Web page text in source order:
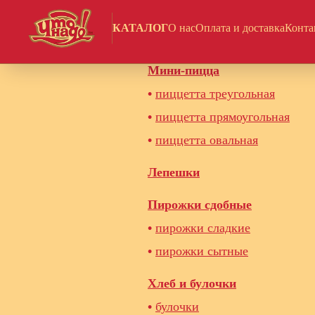
КАТАЛОГО насОплата и доставка
Полуфабрикаты для пекарни
Мини-пицца
• пиццетта треугольная
• пиццетта прямоугольная
• пиццетта овальная
Лепешки
Пирожки сдобные
• пирожки сладкие
• пирожки сытные
Хлеб и булочки
• булочки